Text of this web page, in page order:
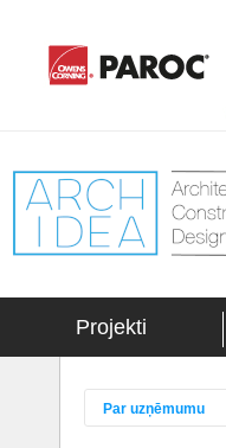
Projekti
Par uzņēmumu